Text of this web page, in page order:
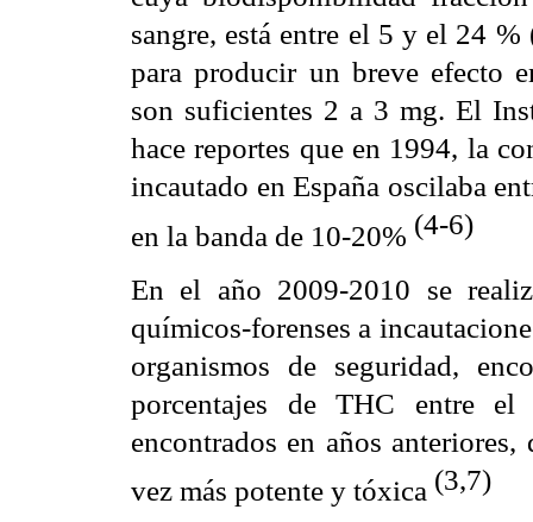
sangre, está entre el 5 y el 24
para producir un breve efecto
son suficientes 2 a 3 mg. El
hace reportes que en 1994, la
incautado en España oscilaba
en la banda de 10-20% (4-6)
En el año 2009-2010 se
químicos-forenses a
organismos de seguridad,
porcentajes de THC entre el
encontrados en años
vez más potente y tóxica (3,7)